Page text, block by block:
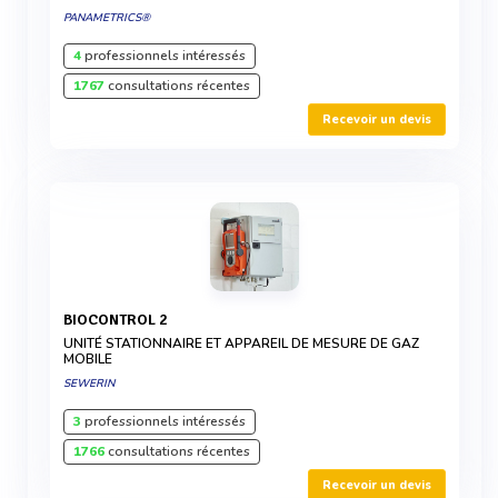
PANAMETRICS®
4professionnels intéressés
1767consultations récentes
Recevoir un devis
BIOCONTROL 2
UNITÉ STATIONNAIRE ET APPAREIL DE MESURE DE GAZ
MOBILE
SEWERIN
3 professionnels intéressés
1766consultations récentes
Recevoir un devis